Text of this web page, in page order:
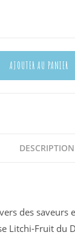
AJOUTER AU PANIER
DESCRIPTION
des saveurs
Litchi-Fruit du